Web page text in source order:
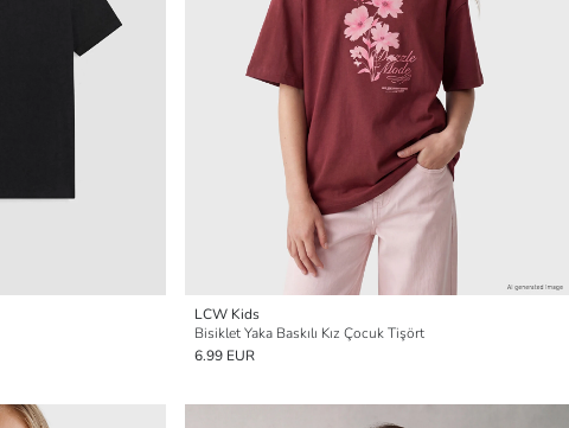
LCW Kids
Bisiklet Yaka Baskılı Kız Çocuk Tişört
6.99 EUR